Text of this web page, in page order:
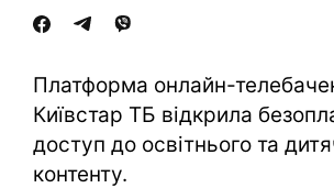
Платформа онлайн-
Київстар ТБ відкрила
доступ до освітнього та
контенту.